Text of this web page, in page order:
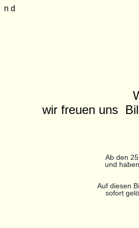
n d
wir freuen uns
Ab den
und
Auf diesen
sofort